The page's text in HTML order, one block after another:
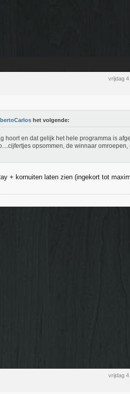
vrijdag 4
het volgende:
hoort en dat gelijk het hele programma is
opsommen, de winnaar
+ kornuiten laten zien (ingekort tot
vrijdag 4